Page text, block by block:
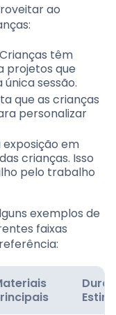
ao
têm
projetos que
sessão.
que as crianças
personalizar
exposição em
crianças. Isso
pelo trabalho
exemplos de
faixas